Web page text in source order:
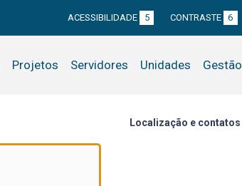
ACESSIBILIDADE 5 CONTRASTE 6
Projetos Servidores Unidades Gestão
Localização e contatos